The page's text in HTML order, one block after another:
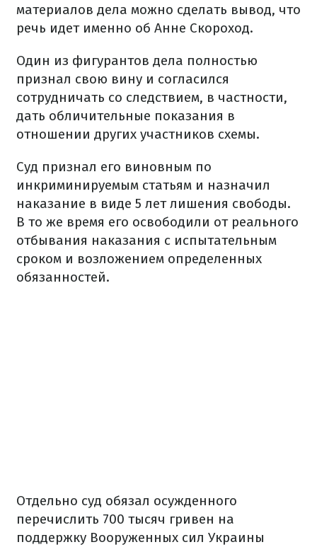
материалов дела можно сделать вывод, что
речь идет именно об Анне Скороход.
Один из фигурантов дела полностью
признал свою вину и согласился
сотрудничать со следствием, в частности,
дать обличительные показания в
отношении других участников схемы.
Суд признал его виновным по
инкриминируемым статьям и назначил
наказание в виде 5 лет лишения свободы.
В то же время его освободили от реального
отбывания наказания с испытательным
сроком и возложением определенных
обязанностей.
Отдельно суд обязал осужденного
перечислить 700 тысяч гривен на
поддержку Вооруженных сил Украины